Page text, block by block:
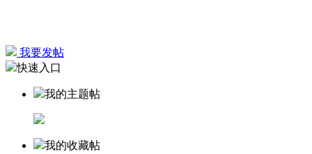
我要发帖
快速入口
我的主题帖
我的收藏帖